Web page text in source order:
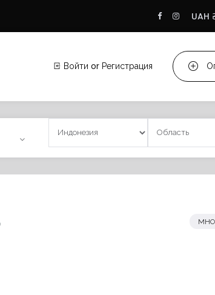
UAH
Войти or Регистрация